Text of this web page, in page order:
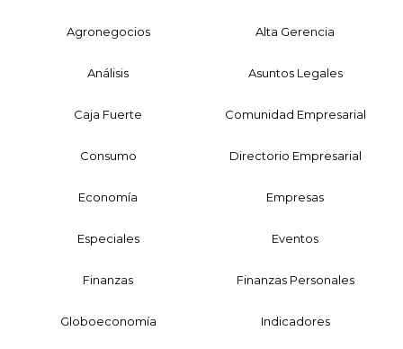
Agronegocios Alta Gerencia
Análisis Asuntos Legales
Caja Fuerte Comunidad Empresarial
Consumo Directorio Empresarial
Economía Empresas
Especiales Eventos
Finanzas Finanzas Personales
Globoeconomía Indicadores